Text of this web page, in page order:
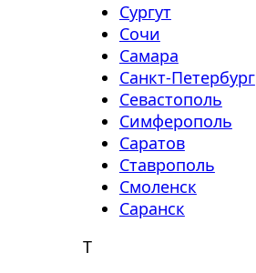
Сургут
Сочи
Самара
Санкт-Петербург
Севастополь
Симферополь
Саратов
Ставрополь
Смоленск
Саранск
Т